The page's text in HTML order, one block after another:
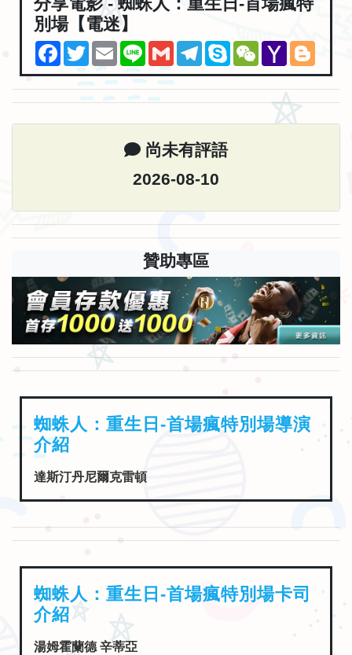
別場【電迷】
Facebook
TwitterEmailLine GmailTelegramSkypeWeChatYahoo
Mail
尚未有評語
2026-08-10
贊助專區
蜘蛛人：重生日-首場瘋特別場導演
介紹
達斯汀丹尼爾克雷頓
蜘蛛人：重生日-首場瘋特別場卡司
介紹
湯姆霍蘭德 辛蒂亞